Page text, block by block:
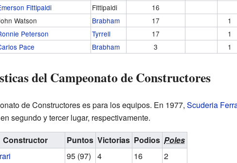
Fittipaldi Fittipaldi 16
Watson Brabham 17 1
Peterson Tyrrell 17 1
Pace Brabham 3 1
del Campeonato de Constructores
de Constructores es para los equipos. En 1977, Scuderia
segundo y tercer lugar, respectivamente.
Constructor Puntos Victorias Podios Poles
95 (97) 4 16 2